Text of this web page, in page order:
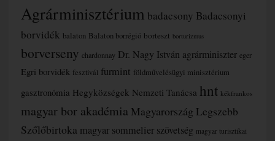
Agrárminisztérium badacsony Badacsonyi
borvidék balaton Balaton borrégió borteszt borturizmus
borverseny chardonnay Dr. Nagy István agrárminiszter eger
Egri borvidék fesztivál furmint földművelésügyi minisztérium
gasztronómia Hegyközségek Nemzeti Tanácsa hnt kékfrankos
magyar bor akadémia Magyarország Legszebb
Szőlőbirtoka magyar sommelier szövetség magyar turisztikai